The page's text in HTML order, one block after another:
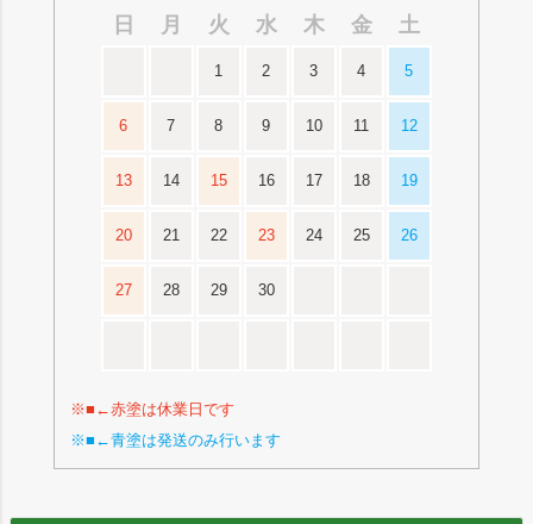
日
月 火 水 木 金 土
1 2 3 4 5
6 7 8 9 10 11 12
13 14 15 16 17 18 19
20 21 22 23 24 25 26
27 28 29 30
※■←赤塗は休業日です
※■←青塗は発送のみ行います